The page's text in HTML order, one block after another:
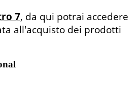
7, da qui potrai accedere
all'acquisto dei prodotti